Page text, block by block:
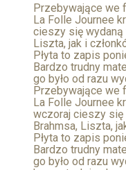
Przebywające we
La Folle Journee
cieszy się wydaną
Liszta, jak i
Płyta to zapis
Bardzo trudny
go było od razu
Przebywające we
La Folle Journee
wczoraj cieszy się
Brahmsa, Liszta,
Płyta to zapis
Bardzo trudny
go było od razu